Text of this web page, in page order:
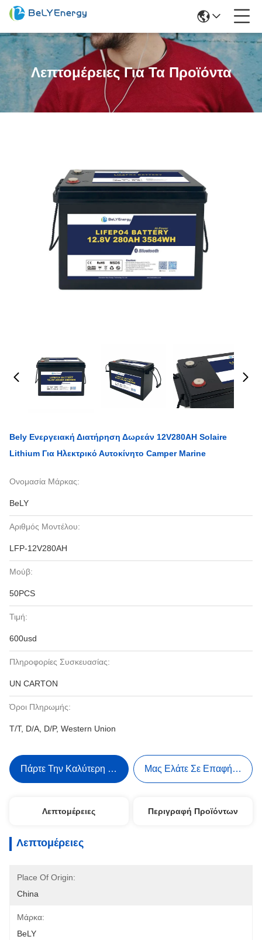
Λεπτομέρειες Για Τα Προϊόντα
Bely Ενεργειακή Διατήρηση Δωρεάν 12V280AH Solaire
Lithium Για Ηλεκτρικό Αυτοκίνητο Camper Marine
Ονομασία Μάρκας:
BeLY
Αριθμός Μοντέλου:
LFP-12V280AH
Μούβ:
50PCS
Τιμή:
600usd
Πληροφορίες Συσκευασίας:
UN CARTON
Όροι Πληρωμής:
T/T, D/A, D/P, Western Union
Πάρτε Την Καλύτερη Τιμή Μας Ελάτε Σε Επαφή Με
Λεπτομέρειες Περιγραφή Προϊόντων
Λεπτομέρειες
Place Of Origin:
China
Μάρκα:
BeLY